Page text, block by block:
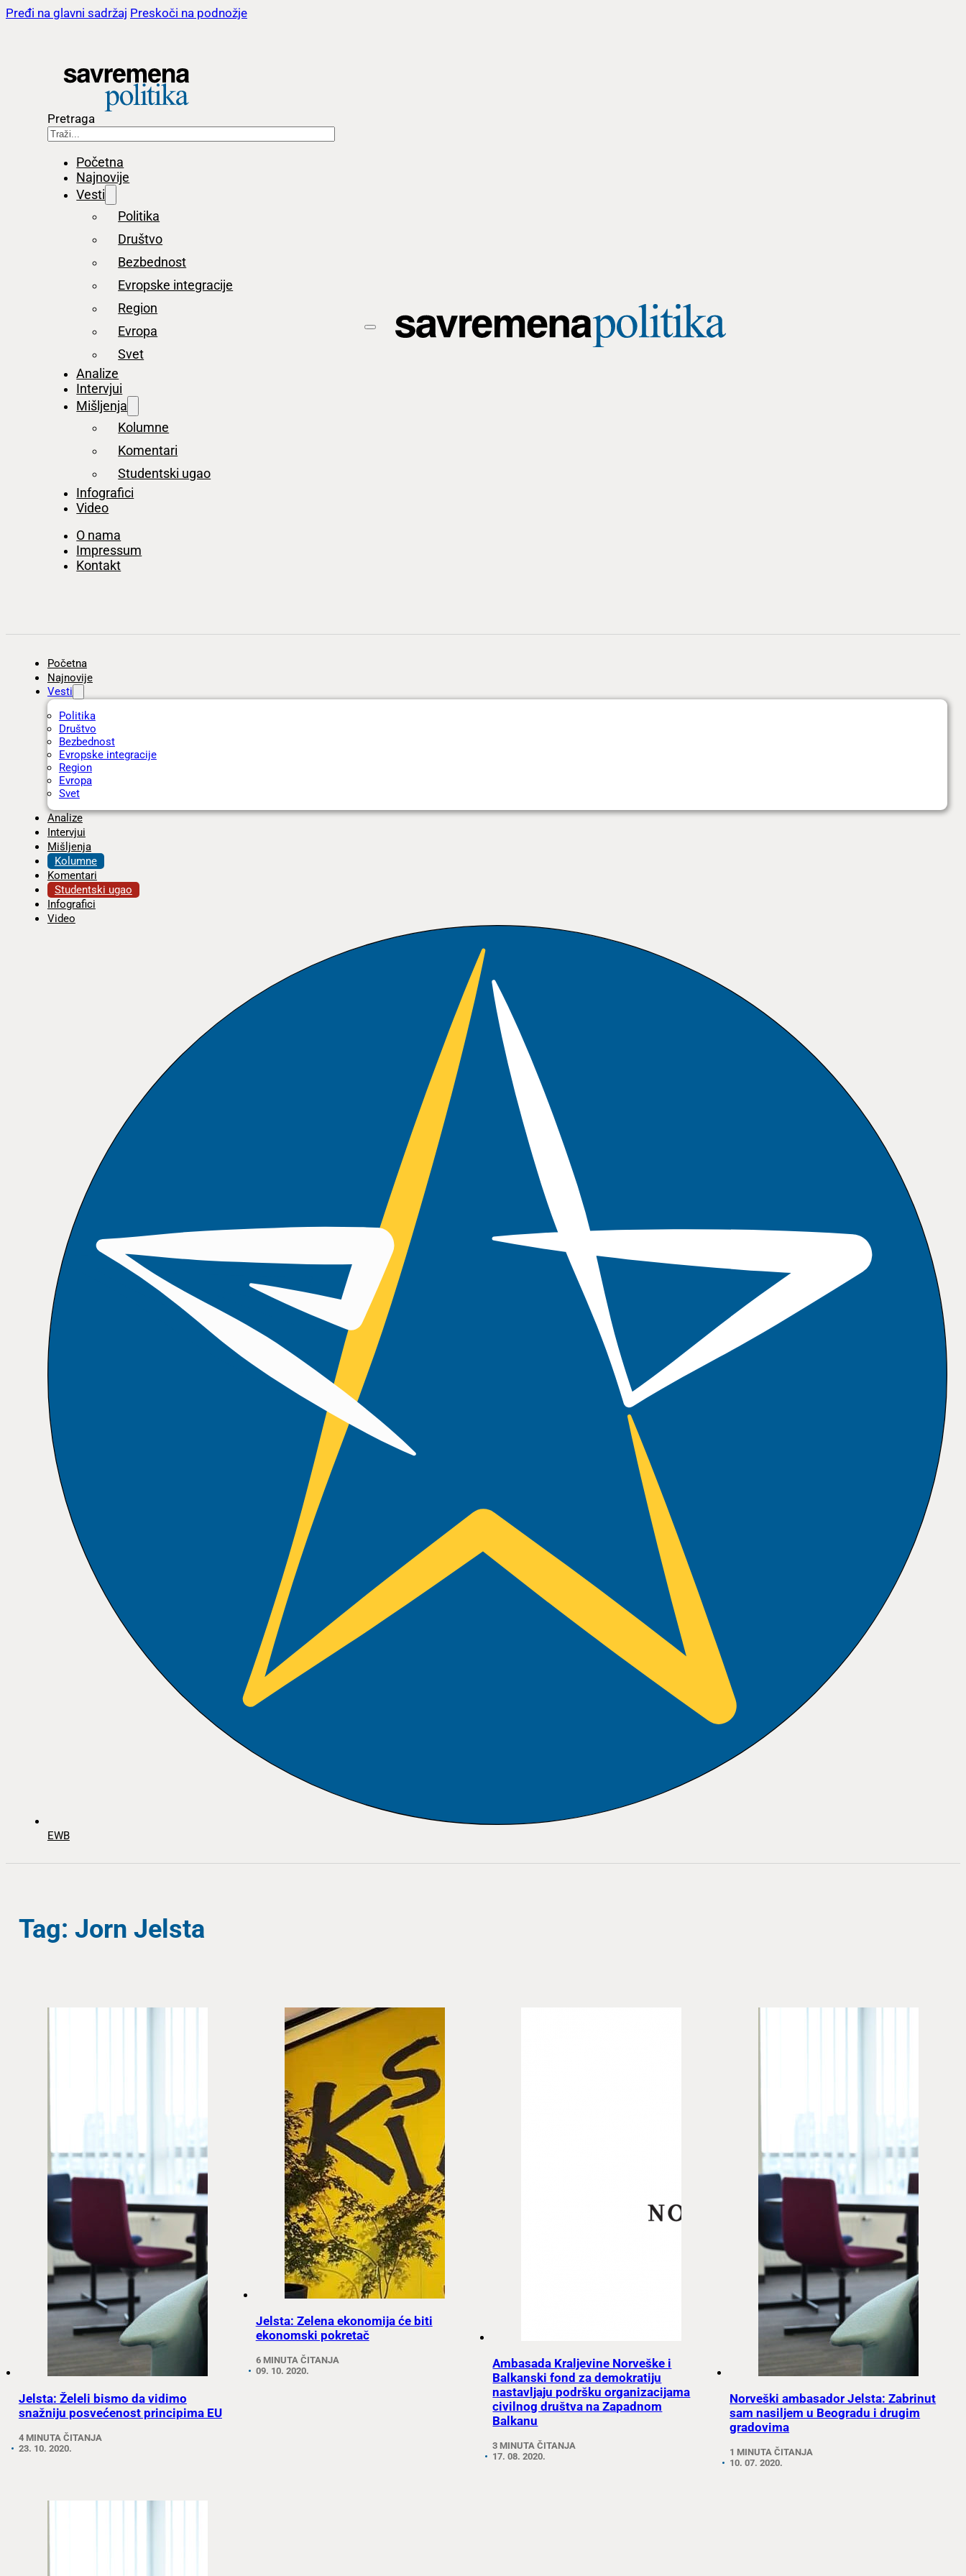
Pređi na glavni sadržaj Preskoči na podnožje
Pretraga
Početna
Najnovije
Vesti
Politika
Društvo
Bezbednost
Evropske integracije
Region
Evropa
Svet
Analize
Intervjui
Mišljenja
Kolumne
Komentari
Studentski ugao
Infografici
Video
O nama
Impressum
Kontakt
Početna
Najnovije
Vesti
Politika
Društvo
Bezbednost
Evropske integracije
Region
Evropa
Svet
Analize
Intervjui
Mišljenja
Kolumne
Komentari
Studentski ugao
Infografici
Video
EWB
Tag: Jorn Jelsta
Jelsta: Želeli bismo da vidimo
snažniju posvećenost principima EU
4 MINUTA ČITANJA
23. 10. 2020.
Jelsta: Zelena ekonomija će biti
ekonomski pokretač
6 MINUTA ČITANJA
09. 10. 2020.
Ambasada Kraljevine Norveške i
Balkanski fond za demokratiju
nastavljaju podršku organizacijama
civilnog društva na Zapadnom
Balkanu
3 MINUTA ČITANJA
17. 08. 2020.
Norveški ambasador Jelsta: Zabrinut
sam nasiljem u Beogradu i drugim
gradovima
1 MINUTA ČITANJA
10. 07. 2020.